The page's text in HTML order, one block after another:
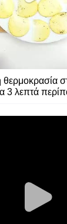
θερμοκρασία
3 λεπτά